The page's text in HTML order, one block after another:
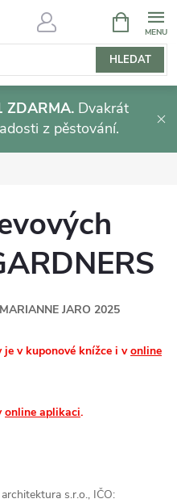
HLEDAT
NÁKUPNÍ
KOŠÍK
ZDARMA. Dvakrát
z pěstování.
JARO 2025
je v kuponové knížce i vonline
online aplikaci.
s.r.o., IČO: